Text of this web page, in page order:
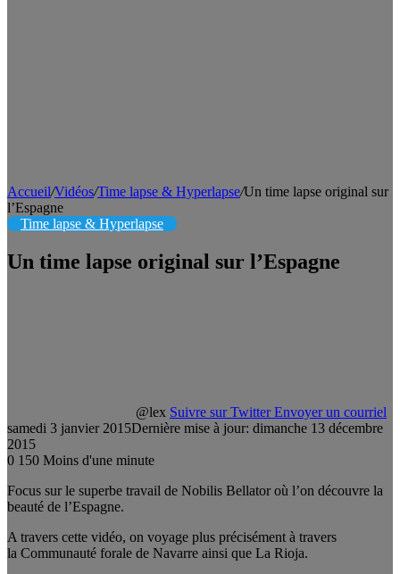
Accueil/Vidéos/Time lapse & Hyperlapse/Un time lapse original sur
l’Espagne
Time lapse & Hyperlapse
Un time lapse original sur l’Espagne
@lex Suivre sur Twitter Envoyer un courriel
samedi 3 janvier 2015Dernière mise à jour: dimanche 13 décembre
2015
0 150 Moins d'une minute
Focus sur le superbe travail de Nobilis Bellator où l’on découvre la
beauté de l’Espagne.
A travers cette vidéo, on voyage plus précisément à travers
la Communauté forale de Navarre ainsi que La Rioja.